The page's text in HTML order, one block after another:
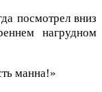
посмотрел вниз
нагрудном
манна!»